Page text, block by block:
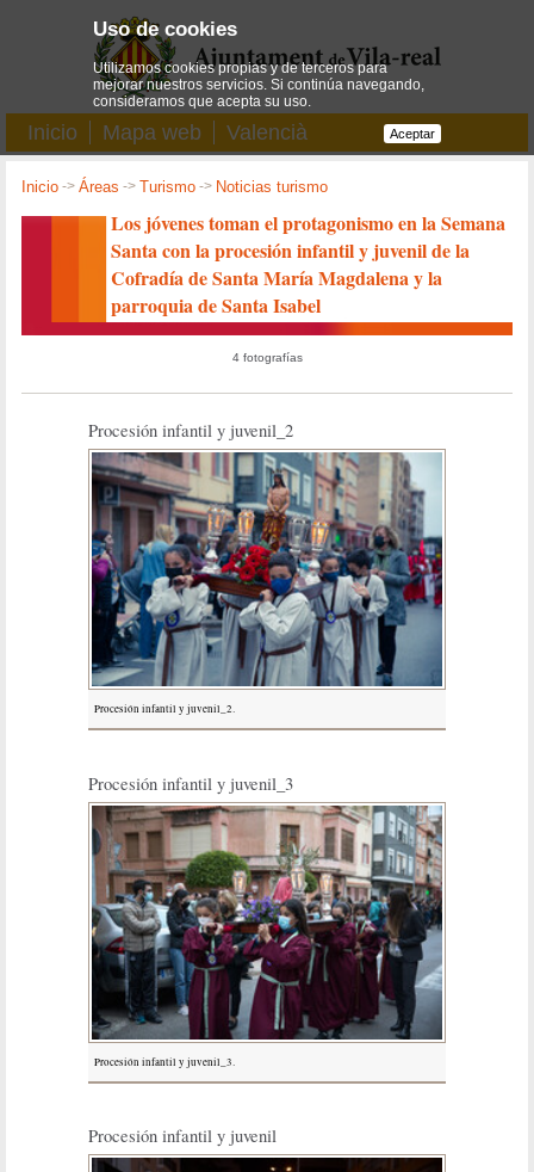
Inicio Mapa web Valencià
Inicio ->Áreas ->Turismo -> Noticias turismo
Los jóvenes toman el protagonismo en la Semana
Santa con la procesión infantil y juvenil de la
Cofradía de Santa María Magdalena y la
parroquia de Santa Isabel
4 fotografías
Procesión infantil y juvenil_2
Procesión infantil y juvenil_2.
Procesión infantil y juvenil_3
Procesión infantil y juvenil_3.
Procesión infantil y juvenil
Uso de cookies
Utilizamos cookies propias y de terceros para
mejorar nuestros servicios. Si continúa navegando,
consideramos que acepta su uso.
Aceptar